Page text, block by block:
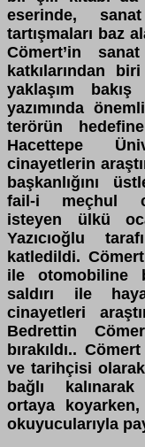
eserinde,
tartışmaları baz
Cömert’in
katkılarından
yaklaşım
yazımında
terörün
Hacettepe
cinayetlerin
başkanlığını
fail-i meçhul
isteyen ülkü
Yazıcıoğlu
katledildi.
ile otomobiline
saldırı ile
cinayetleri
Bedrettin
bırakıldı..
ve tarihçisi
bağlı
ortaya
okuyucularıyla